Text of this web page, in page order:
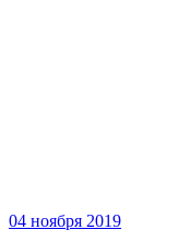
04 ноября 2019